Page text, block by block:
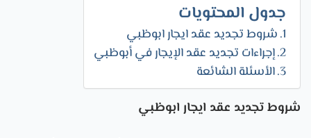
جدول المحتويات
شروط تجديد عقد ايجار ابوظبي
إجراءات تجديد عقد الإيجار في أبوظبي
الأسئلة الشائعة
شروطتجديد عقد ايجار ابوظبي